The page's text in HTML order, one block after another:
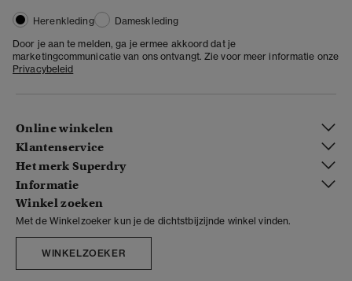
Herenkleding
Dameskleding
Door je aan te melden, ga je ermee akkoord dat je
marketingcommunicatie van ons ontvangt. Zie voor meer informatie onze
Privacybeleid
Online winkelen
Klantenservice
Het merk Superdry
Informatie
Winkel zoeken
Met de Winkelzoeker kun je de dichtstbijzijnde winkel vinden.
WINKELZOEKER